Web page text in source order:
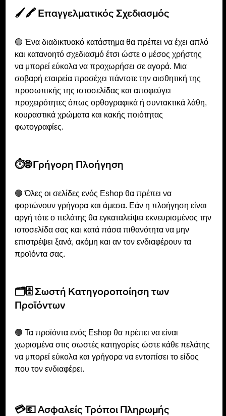
🖌🖍 Επαγγελματικός Σχεδιασμός
🟢 Ένα διαδικτυακό κατάστημα θα πρέπει να έχει απλό
και κατανοητό σχεδιασμό έτσι ώστε ο μέσος χρήστης
να μπορεί εύκολα να προχωρήσει σε αγορά. Μια
σοβαρή εταιρεία προσέχει πάντοτε την αισθητική της
προσωπικής της ιστοσελίδας και αποφεύγει
προχειρότητες όπως ορθογραφικά ή συντακτικά λάθη,
κουραστικά χρώματα και κακής ποιότητας
φωτογραφίες.
⏱🌐 Γρήγορη Πλοήγηση
🟢 Όλες οι σελίδες ενός Eshop θα πρέπει να
φορτώνουν γρήγορα και άμεσα. Εάν η πλοήγηση είναι
αργή τότε ο πελάτης θα εγκαταλείψει εκνευρισμένος την
ιστοσελίδα σας και κατά πάσα πιθανότητα να μην
επιστρέψει ξανά, ακόμη και αν τον ενδιαφέρουν τα
προϊόντα σας.
🗂🗄 Σωστή Κατηγοροποίηση των
Προϊόντων
🟢 Τα προϊόντα ενός Εshop θα πρέπει να είναι
χωρισμένα στις σωστές κατηγορίες ώστε κάθε πελάτης
να μπορεί εύκολα και γρήγορα να εντοπίσει το είδος
που τον ενδιαφέρει.
💳💶 Ασφαλείς Τρόποι Πληρωμής